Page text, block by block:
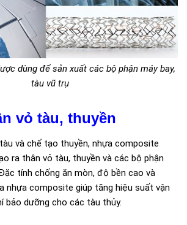
dùng để sản xuất các bộ phận máy bay,
tàu vũ trụ
vỏ tàu, thuyền
và chế tạo thuyền, nhựa composite
ra thân vỏ tàu, thuyền và các bộ phận
tính chống ăn mòn, độ bền cao và
nhựa composite giúp tăng hiệu suất vận
bảo dưỡng cho các tàu thủy.